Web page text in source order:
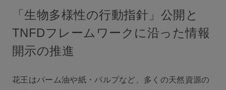
「生物多様性の行動指針」公開と
TNFDフレームワークに沿った情報
開示の推進
花王はパーム油や紙・パルプなど、多くの天然資源の